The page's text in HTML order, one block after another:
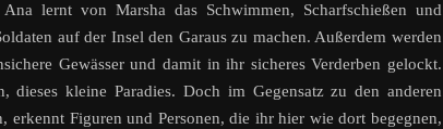
lernt von Marsha das Schwimmen, Scharfschießen und
auf der Insel den Garaus zu machen. Außerdem werden
Gewässer und damit in ihr sicheres Verderben gelockt.
kleine Paradies. Doch im Gegensatz zu den anderen
Figuren und Personen, die ihr hier wie dort begegnen,